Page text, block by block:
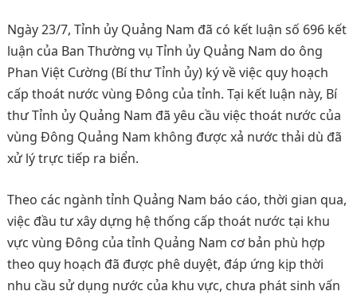
Ngày 23/7, Tỉnh ủy Quảng Nam đã có kết luận số 696 kết
luận của Ban Thường vụ Tỉnh ủy Quảng Nam do ông
Phan Việt Cường (Bí thư Tỉnh ủy) ký về việc quy hoạch
cấp thoát nước vùng Đông của tỉnh. Tại kết luận này, Bí
thư Tỉnh ủy Quảng Nam đã yêu cầu việc thoát nước của
vùng Đông Quảng Nam không được xả nước thải dù đã
xử lý trực tiếp ra biển.
Theo các ngành tỉnh Quảng Nam báo cáo, thời gian qua,
việc đầu tư xây dựng hệ thống cấp thoát nước tại khu
vực vùng Đông của tỉnh Quảng Nam cơ bản phù hợp
theo quy hoạch đã được phê duyệt, đáp ứng kịp thời
nhu cầu sử dụng nước của khu vực, chưa phát sinh vấn